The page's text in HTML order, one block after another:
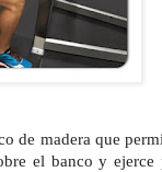
de madera que
el banco y ejerce